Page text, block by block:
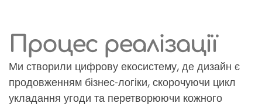
Процес реалізації
Ми створили цифрову екосистему, де дизайн є
продовженням бізнес-логіки, скорочуючи цикл
укладання угоди та перетворюючи кожного